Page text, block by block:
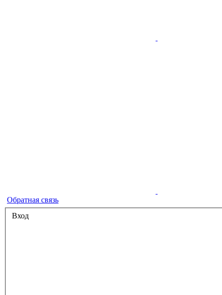
Обратная связь
Вход